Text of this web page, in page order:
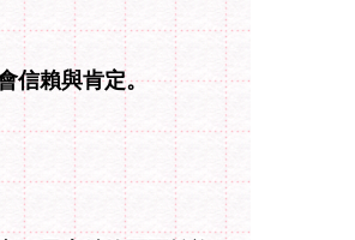
信賴與肯定。